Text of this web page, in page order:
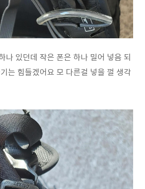
나 있던데 작은 폰은 하나 밀어 넣음 되
는 힘들겠어요 모 다른걸 넣을 껄 생각